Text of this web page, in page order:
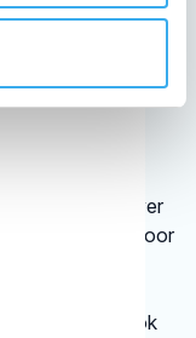
orthodontist zijn
staan
u informatie over
bijvoorbeeld voor
wat een
u
vindt u ook